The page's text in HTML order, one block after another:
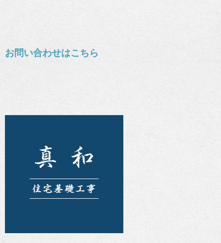
お問い合わせはこちら